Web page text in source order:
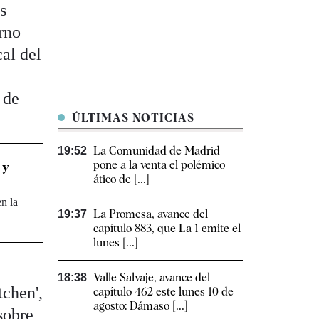
del
y
la
ÚLTIMAS NOTICIAS
19:52 La Comunidad de Madrid
pone a la venta el polémico
ático de [...]
19:37 La Promesa, avance del
capítulo 883, que La 1 emite el
lunes [...]
18:38 Valle Salvaje, avance del
capítulo 462 este lunes 10 de
agosto: Dámaso [...]